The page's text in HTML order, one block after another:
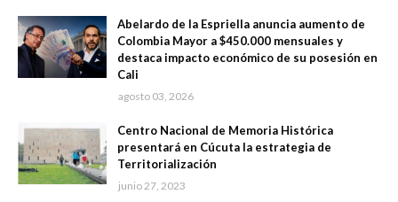
Abelardo de la Espriella anuncia aumento de
Colombia Mayor a $450.000 mensuales y
destaca impacto económico de su posesión en
Cali
agosto 03, 2026
Centro Nacional de Memoria Histórica
presentará en Cúcuta la estrategia de
Territorialización
junio 27, 2023